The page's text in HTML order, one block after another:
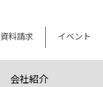
資料請求 イベント
会社紹介